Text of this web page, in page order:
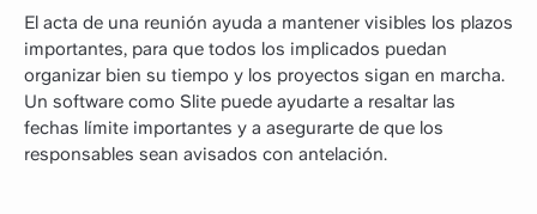
El acta de una reunión ayuda a mantener visibles los plazos
importantes, para que todos los implicados puedan
organizar bien su tiempo y los proyectos sigan en marcha.
Un software como Slite puede ayudarte a resaltar las
fechas límite importantes y a asegurarte de que los
responsables sean avisados con antelación.